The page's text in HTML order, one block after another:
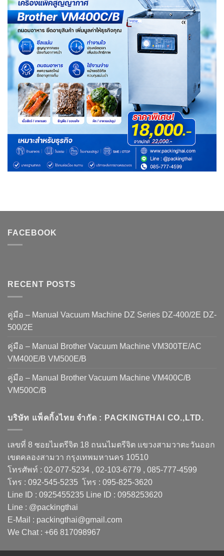
FACEBOOK
RECENT POSTS
คู่มือ – Manual Vacuum Machine DZ Series DZ-400/2E DZ-
500/2E
คู่มือ – Manual Brother Vacuum Machine VM300TE/AC
VM400E/B VM500E/B
คู่มือ – Manual Brother Vacuum Machine VM400C/B
VM500C/B
บริษัท แพ็คกิ้งไทย จำกัด : PACKINGTHAI CO.,LTD.
เลขที่ 8 ซอยไมตรีจิต 18 ถนนไมตรีจิต แขวงสามวาตะวันออก
เขตคลองสามวา กรุงเทพมหานคร 10510
โทรศัพท์ : 02-077-5234 , 02-103-6779 , 085-777-4599
โทร : 092-545-5235 โทร : 095-825-3620
Line ID : 0925455235 Line ID : 0958253620
Line : @packingthai
E-Mail : packingthai@gmail.com
We Chat : +66 817098967